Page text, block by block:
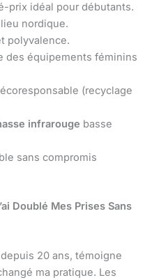
prix idéal pour débutants.
nordique.
polyvalence.
des équipements féminins
(recyclage
infrarouge basse
sans compromis
Doublé Mes Prises Sans
20 ans, témoigne
ma pratique. Les